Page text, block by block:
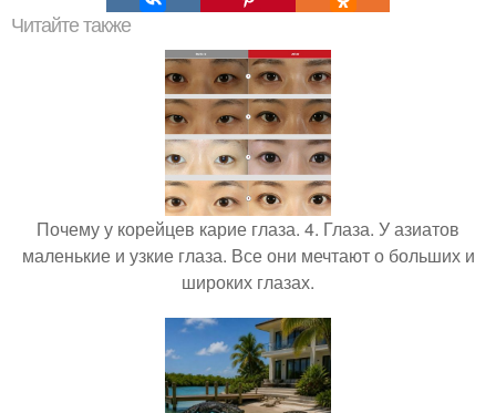
Читайте также
Почему у корейцев карие глаза. 4. Глаза. У азиатов
маленькие и узкие глаза. Все они мечтают о больших и
широких глазах.